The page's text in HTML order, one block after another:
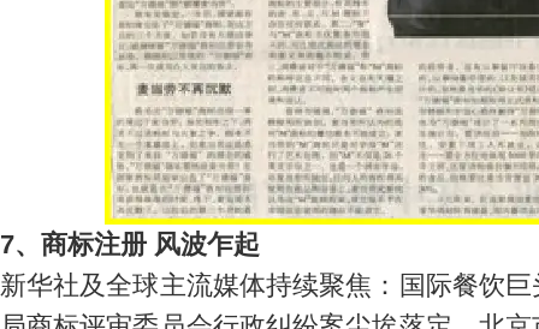
7、商标注册 风波乍起
新华社及全球主流媒体持续聚焦：国际餐饮